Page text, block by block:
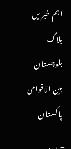
اہم خبریں
بلاگ
بلوچستان
بین الاقوامی
پاکستان